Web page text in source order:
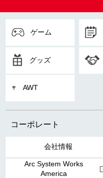
ゲーム
グッズ
AWT
コーポレート
会社情報
Arc System Works
America